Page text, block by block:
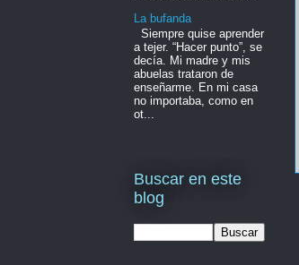
La bufanda
Siempre quise aprender
a tejer. “Hacer punto”, se
decía. Mi madre y mis
abuelas trataron de
enseñarme. En mi casa
no importaba, como en
ot...
Buscar en este
blog